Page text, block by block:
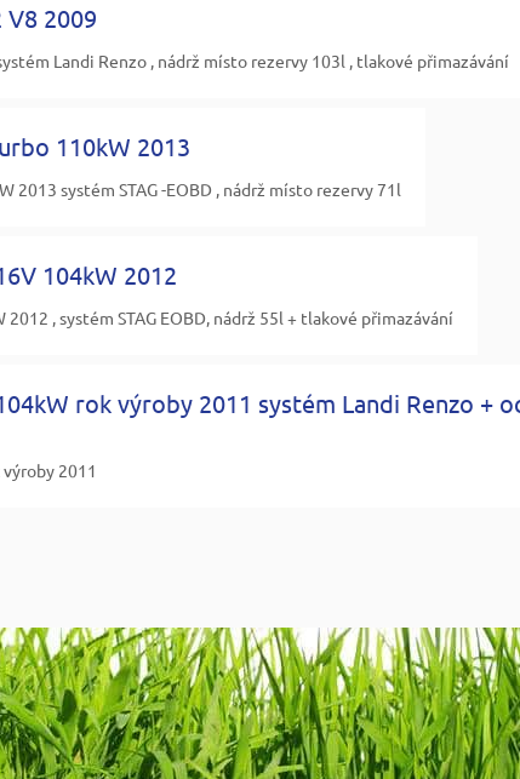
2009
Landi Renzo , nádrž místo rezervy 103l , tlakové přimazávání
110kW 2013
2013 systém STAG -EOBD , nádrž místo rezervy 71l
104kW 2012
, systém STAG EOBD, nádrž 55l + tlakové přimazávání
rok výroby 2011 systém Landi Renzo +
2011